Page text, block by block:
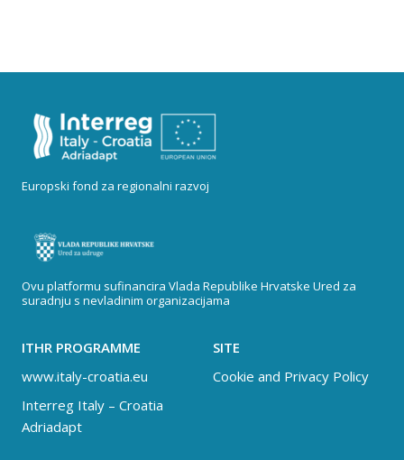
Europski fond za regionalni razvoj
Ovu platformu sufinancira Vlada Republike Hrvatske Ured za
suradnju s nevladinim organizacijama
ITHR PROGRAMME
www.italy-croatia.eu
Interreg Italy – Croatia
Adriadapt
SITE
Cookie and Privacy Policy